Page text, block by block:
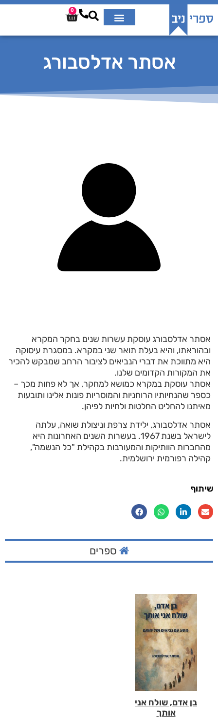
0
אסתר אדלסבורג
אסתר אדלסבורג עוסקת עשרות שנים בחקר המקרא
ובהוראתו, והיא בעלת תואר שני במקרא. במסגרת עיסוקה
היא מתווכת את דברי הנביאים לציבור הרחב שמבקש להכיר
את המקורות הקדומים שלנו.
אסתר עוסקת במקרא כמושא למחקר, אך לא פחות מכך –
כספר שהנחיותיו הרוחניות והמוסריות פונות אלינו ותובעות
מאיתנו להחליט החלטות ולחיות לפיהן.
אסתר אדלסבורג, ילידת צרפת וניצולת שואה, עלתה
לישראל בשנת 1967. בעשרות השנים האחרונות היא
מהחברות הוותיקות והמעורבות בקהילת "כל הנשמה",
קהילה רפורמית ירושלמית.
שיתוף
ספרים
בן אדם, שולח אני
אותך